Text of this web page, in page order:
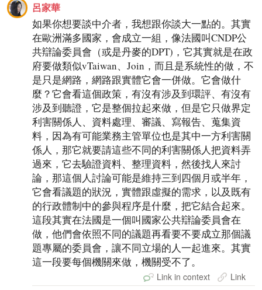
呂家華
如果你想要談中介者，我想跟你談大一點的。其實
在歐洲滿多國家，會成立一組，像法國叫CNDP公
共辯論委員會（或是丹麥的DPT)，它其實就是在政
府要做類似vTaiwan、Join，而且是系統性的做，不
是只是網路，網路跟實體它會一併做。它會做什
麼？它會看這個政策，有沒有涉及到環評、有沒有
涉及到聽證，它是整個拉起來做，但是它只做界定
利害關係人、資料處理、審議、寫報告、蒐集資
料，因為有可能業務主管單位也是其中一方利害關
係人，那它就要請這些不同的利害關係人把資料弄
過來，它去驗證資料、整理資料，然後找人來討
論，那這個人討論可能是維持三到四個月或半年，
它會看議題的狀況，實體跟虛擬的需求，以及既有
的行政體制中的參與程序是什麼，把它結合起來。
這段其實在法國是一個叫國家公共辯論委員會在
做，他們會依照不同的議題再看要不要成立那個議
題專屬的委員會，讓不同立場的人一起進來。其實
這一段要每個機關來做，機關受不了。
Link in context Link